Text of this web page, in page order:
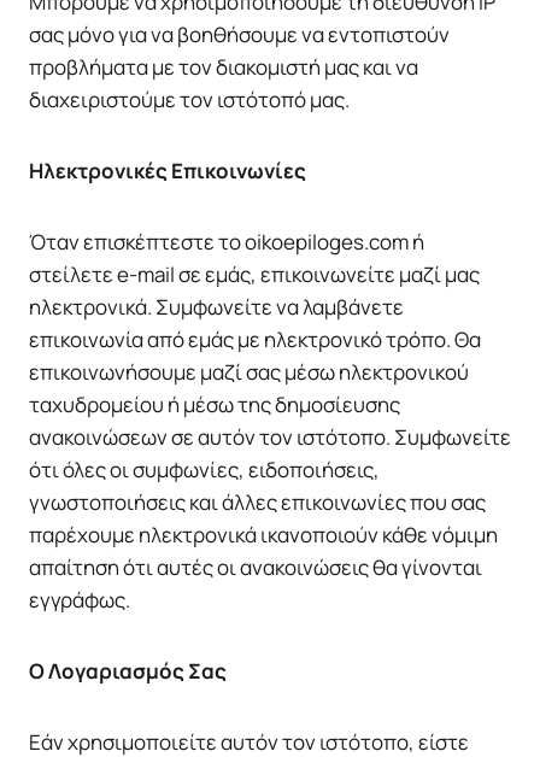
σας μόνο για να βοηθήσουμε να εντοπιστούν
προβλήματα με τον διακομιστή μας και να
διαχειριστούμε τον ιστότοπό μας.
Ηλεκτρονικές Επικοινωνίες
Όταν επισκέπτεστε το oikoepiloges.com ή
στείλετε e-mail σε εμάς, επικοινωνείτε μαζί μας
ηλεκτρονικά. Συμφωνείτε να λαμβάνετε
επικοινωνία από εμάς με ηλεκτρονικό τρόπο. Θα
επικοινωνήσουμε μαζί σας μέσω ηλεκτρονικού
ταχυδρομείου ή μέσω της δημοσίευσης
ανακοινώσεων σε αυτόν τον ιστότοπο. Συμφωνείτε
ότι όλες οι συμφωνίες, ειδοποιήσεις,
γνωστοποιήσεις και άλλες επικοινωνίες που σας
παρέχουμε ηλεκτρονικά ικανοποιούν κάθε νόμιμη
απαίτηση ότι αυτές οι ανακοινώσεις θα γίνονται
εγγράφως.
Ο Λογαριασμός Σας
Εάν χρησιμοποιείτε αυτόν τον ιστότοπο, είστε